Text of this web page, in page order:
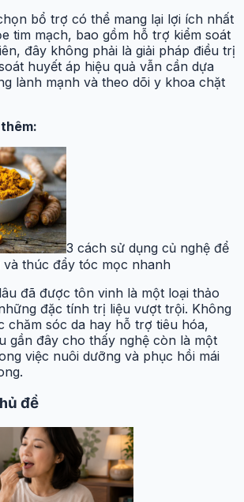
bổ trợ có thể mang lại lợi ích nhất
tim mạch, bao gồm hỗ trợ kiểm soát
đây không phải là giải pháp điều trị
huyết áp hiệu quả vẫn cần dựa
lành mạnh và theo dõi y khoa chặt
3 cách sử dụng củ nghệ để
và thúc đẩy tóc mọc nhanh
đã được tôn vinh là một loại thảo
đặc tính trị liệu vượt trội. Không
chăm sóc da hay hỗ trợ tiêu hóa,
gần đây cho thấy nghệ còn là một
việc nuôi dưỡng và phục hồi mái
đề